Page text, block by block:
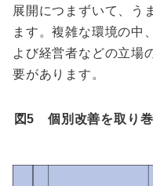
展開につまずいて、う
ます。複雑な環境の中
よび経営者などの立場
要があります。
図5 個別改善を取り